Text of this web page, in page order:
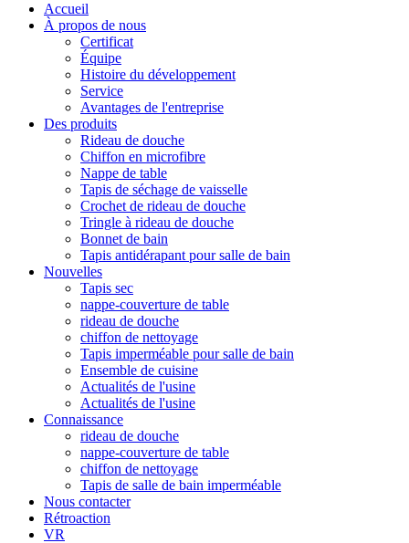
Accueil
À propos de nous
Certificat
Équipe
Histoire du développement
Service
Avantages de l'entreprise
Des produits
Rideau de douche
Chiffon en microfibre
Nappe de table
Tapis de séchage de vaisselle
Crochet de rideau de douche
Tringle à rideau de douche
Bonnet de bain
Tapis antidérapant pour salle de bain
Nouvelles
Tapis sec
nappe-couverture de table
rideau de douche
chiffon de nettoyage
Tapis imperméable pour salle de bain
Ensemble de cuisine
Actualités de l'usine
Actualités de l'usine
Connaissance
rideau de douche
nappe-couverture de table
chiffon de nettoyage
Tapis de salle de bain imperméable
Nous contacter
Rétroaction
VR